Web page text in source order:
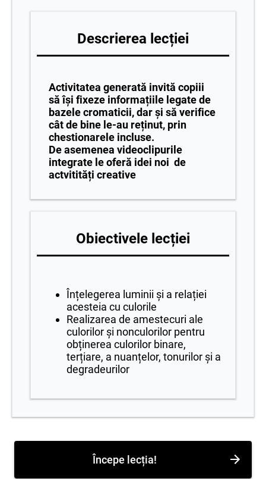
Descrierea lecției
Activitatea generată invită copiii
să își fixeze informațiile legate de
bazele cromaticii, dar și să verifice
cât de bine le-au reținut, prin
chestionarele incluse.
De asemenea videoclipurile
integrate le oferă idei noi de
actvitități creative
Obiectivele lecției
Înțelegerea luminii și a relației
acesteia cu culorile
Realizarea de amestecuri ale
culorilor și nonculorilor pentru
obținerea culorilor binare,
terțiare, a nuanțelor, tonurilor și a
degradeurilor
Începe lecția!